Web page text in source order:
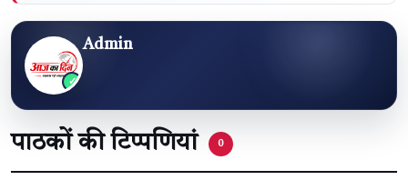
Admin
पाठकों की टिप्पणियां 0